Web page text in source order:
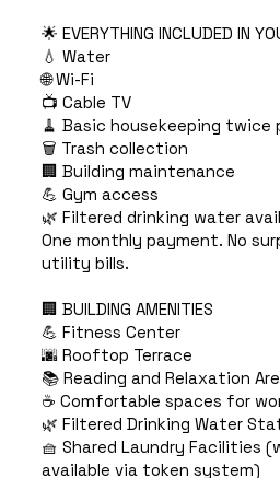
🌟 EVERYTHING INCLUDED IN
💧 Water
🌐 Wi-Fi
📺 Cable TV
🧹 Basic housekeeping twice
🗑️ Trash collection
🏢 Building maintenance
💪 Gym access
🌿 Filtered drinking water
One monthly payment. No
utility bills.
🏢 BUILDING AMENITIES
💪 Fitness Center
🌆 Rooftop Terrace
📚 Reading and Relaxation
☕ Comfortable spaces for
🌿 Filtered Drinking Water
🧺 Shared Laundry Facilities
available via token system)